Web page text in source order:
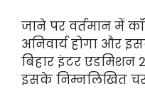
जाने पर वर्तमान में
अनिवार्य होगा और
बिहार इंटर
इसके निम्नलिखित